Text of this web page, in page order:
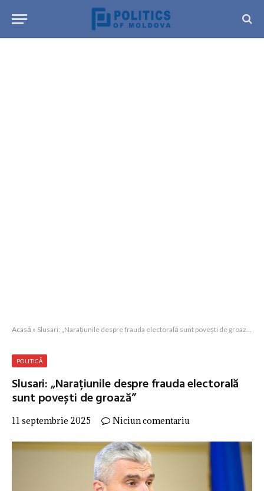
Acasă » Slusari: „Narațiunile despre frauda electorală sunt povești de groază”
POLITICĂ
Slusari: „Narațiunile despre frauda electorală
sunt povești de groază”
11 septembrie 2025 Niciun comentariu